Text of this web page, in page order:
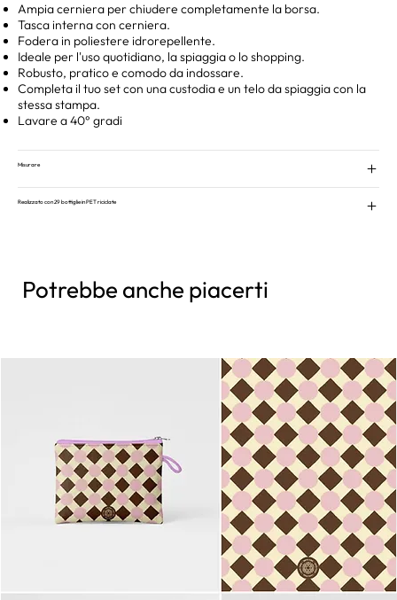
Ampia cerniera per chiudere completamente la borsa.
Tasca interna con cerniera.
Fodera in poliestere idrorepellente.
Ideale per l'uso quotidiano, la spiaggia o lo shopping.
Robusto, pratico e comodo da indossare.
Completa il tuo set con una custodia e un telo da spiaggia con la
stessa stampa.
Lavare a 40° gradi
Misurare
Realizzato con 29 bottiglie in PET riciclate
Potrebbe anche piacerti